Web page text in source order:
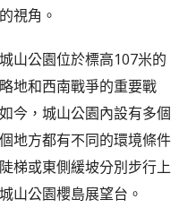
視角。
山公園位於標高107米的
地和西南戰爭的重要戰
今，城山公園內設有多個
地方都有不同的環境條件
梯或東側緩坡分別步行上
山公園櫻島展望台。